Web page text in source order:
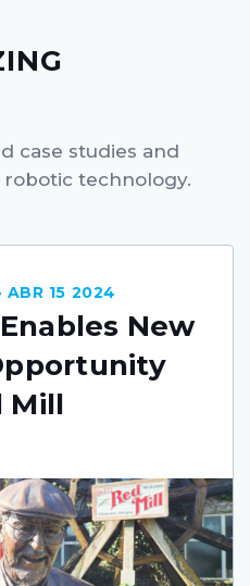
case studies and
technology.
ABR 15 2024
New
Mill